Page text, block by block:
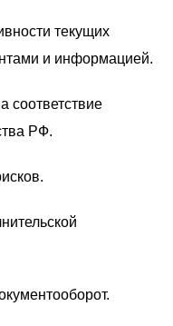
текущих
и информацией.
соответствие
РФ.